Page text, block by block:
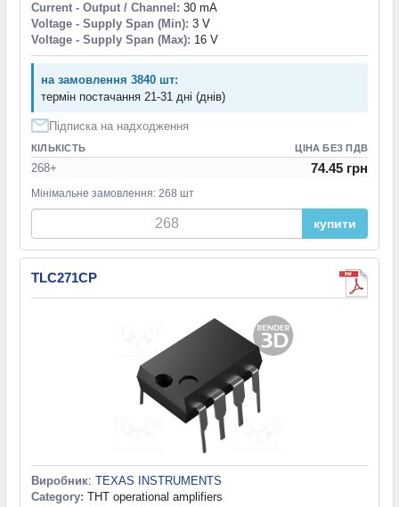
Current - Output / Channel: 30 mA
Voltage - Supply Span (Min): 3 V
Voltage - Supply Span (Max): 16 V
на замовлення 3840 шт:
термін постачання 21-31 дні (днів)
Підписка на надходження
КІЛЬКІСТЬ ЦІНА БЕЗ ПДВ
268+ 74.45 грн
Мінімальне замовлення: 268 шт
купити
TLC271CP
Виробник: TEXAS INSTRUMENTS
Category: THT operational amplifiers